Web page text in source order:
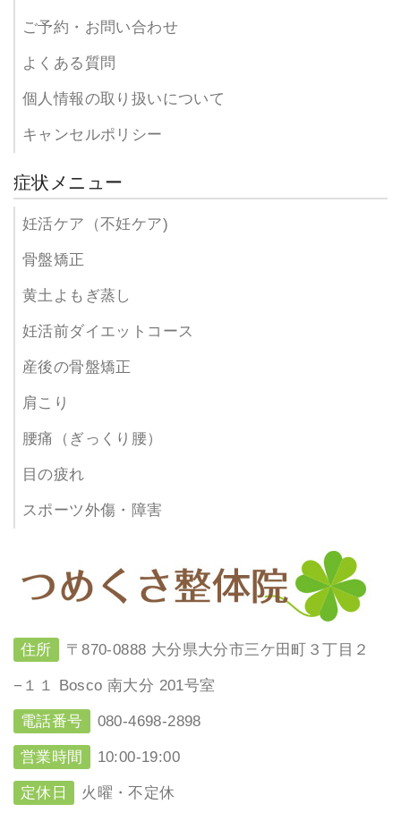
ご予約・お問い合わせ
よくある質問
個人情報の取り扱いについて
キャンセルポリシー
症状メニュー
妊活ケア（不妊ケア)
骨盤矯正
黄土よもぎ蒸し
妊活前ダイエットコース
産後の骨盤矯正
肩こり
腰痛（ぎっくり腰）
目の疲れ
スポーツ外傷・障害
住所 〒870-0888 大分県大分市三ケ田町３丁目２
−１１ Bosco 南大分 201号室
電話番号 080-4698-2898
営業時間 10:00-19:00
定休日 火曜・不定休